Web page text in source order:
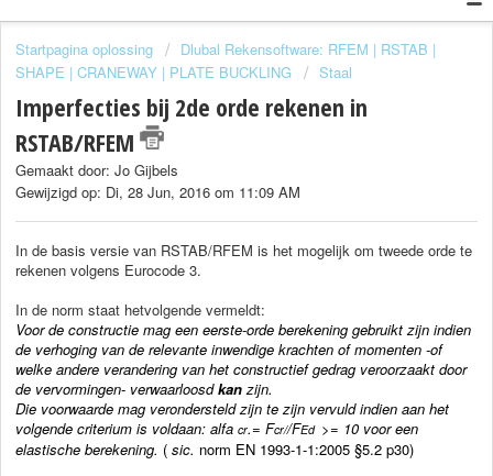
Startpagina oplossing
Dlubal Rekensoftware: RFEM | RSTAB |
SHAPE | CRANEWAY | PLATE BUCKLING
Staal
Imperfecties bij 2de orde rekenen in
RSTAB/RFEM
Gemaakt door: Jo Gijbels
Gewijzigd op: Di, 28 Jun, 2016 om 11:09 AM
In de basis versie van RSTAB/RFEM is het mogelijk om tweede orde te
rekenen volgens Eurocode 3.
In de norm staat hetvolgende vermeldt:
Voor de constructie mag een eerste-orde berekening gebruikt zijn indien
de verhoging van de relevante inwendige krachten of momenten -of
welke andere verandering van het constructief gedrag veroorzaakt door
de vervormingen- verwaarloosdkan zijn.
Die voorwaarde mag verondersteld zijn te zijn vervuld indien aan het
volgende criterium is voldaan: alfa cr.= Fcr//FEd >= 10 voor een
elastische berekening. ( sic. norm EN 1993-1-1:2005 §5.2 p30)